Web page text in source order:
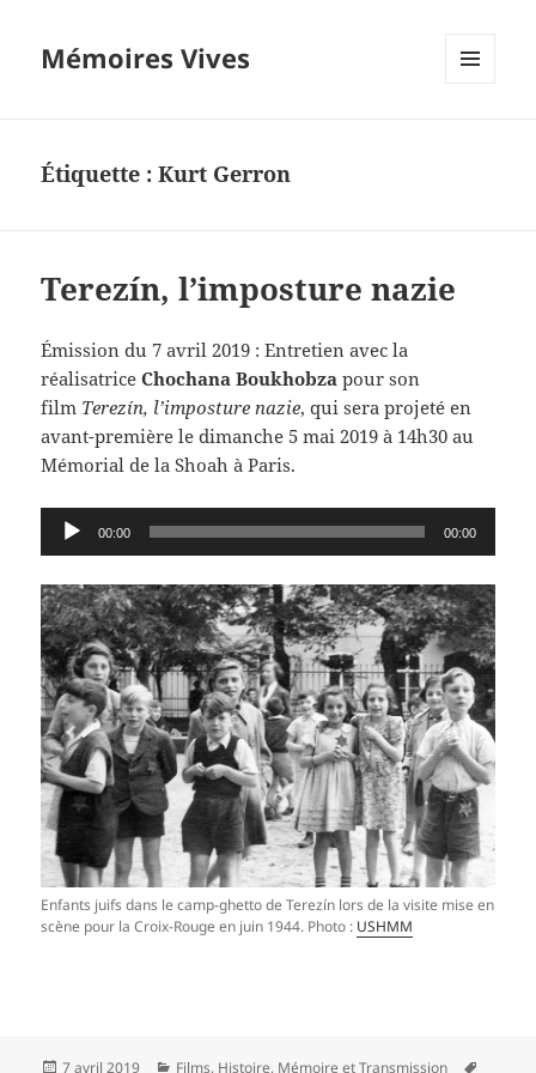
Mémoires Vives
Étiquette :Kurt Gerron
Terezín, l’imposture nazie
Émission du 7 avril 2019 : Entretien avec la
réalisatriceChochana Boukhobza pour son
film Terezín, l’imposture nazie, qui sera projeté en
avant-premièrele dimanche 5 mai 2019 à 14h30 au
Mémorial de la Shoah à Paris.
Lecteur
audio
00:00 00:00
Enfants juifs dans le camp-ghetto de Terezín lors de la visite mise en
scène pour la Croix-Rouge en juin 1944. Photo : USHMM
Publié
7 avril 2019 Catégories
Films, Histoire, Mémoire et Transmission